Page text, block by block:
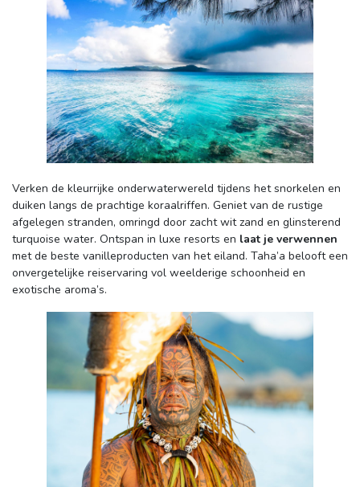
Verken de kleurrijke onderwaterwereld tijdens het snorkelen en
duiken langs de prachtige koraalriffen. Geniet van de rustige
afgelegen stranden, omringd door zacht wit zand en glinsterend
turquoise water. Ontspan in luxe resorts en laat je verwennen
met de beste vanilleproducten van het eiland. Taha’a belooft een
onvergetelijke reiservaring vol weelderige schoonheid en
exotische aroma’s.